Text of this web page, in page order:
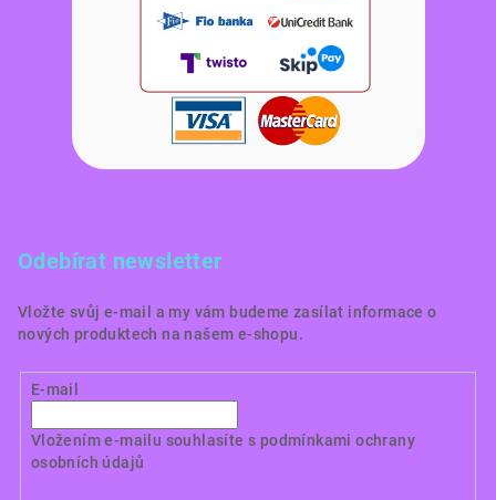
Odebírat newsletter
Vložte svůj e-mail a my vám budeme zasílat informace o
nových produktech na našem e-shopu.
E-mail
Vložením e-mailu souhlasíte s podmínkami ochrany
osobních údajů